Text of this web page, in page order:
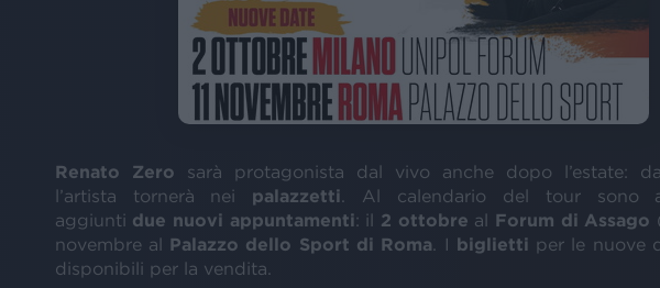
Renato Zero sarà protagonista dal vivo anche dopo l’estate:
l’artista tornerà nei palazzetti . Al calendario del tour sono
aggiunti due nuovi appuntamenti: il 2 ottobre al Forum di Assago
novembre al Palazzo dello Sport di Roma . I biglietti per le nuove
disponibili per la vendita.